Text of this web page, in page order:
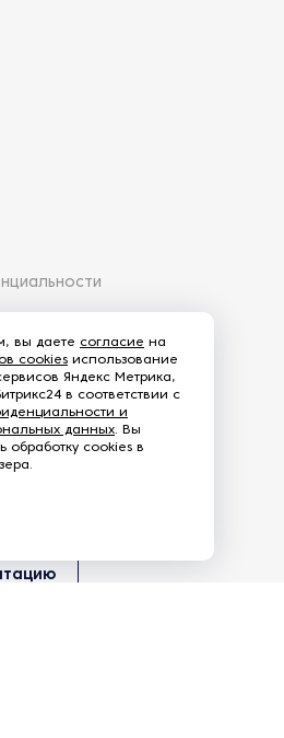
вы даете согласие на
cookies использование
Яндекс Метрика,
в соответствии с
и
данных. Вы
обработку cookies в